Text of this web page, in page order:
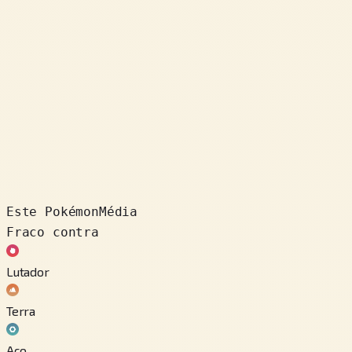
Este PokémonMédia
Fraco contra
Lutador
Terra